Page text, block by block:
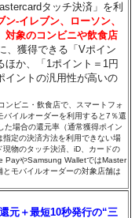
タッチ決済」を利
ン‐イレブン、ローソン、
対象のコンビニや飲食店
、獲得できる「Vポイン
ほか、「1ポイント＝1円
イントの汎用性が高いの
ンビニ・飲食店で、スマートフォ
イルオーダーを利用すると7％還
た場合の還元率（通常獲得ポイン
指定の決済方法を利用できない場
物のタッチ決済、iD、カードの
PayやSamsung WalletではMaster
モバイルオーダーの対象店舗は
元＋最短10秒発行の“三